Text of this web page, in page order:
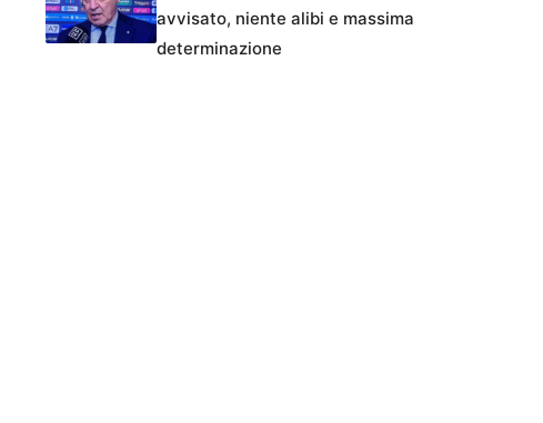
avvisato, niente alibi e massima
determinazione